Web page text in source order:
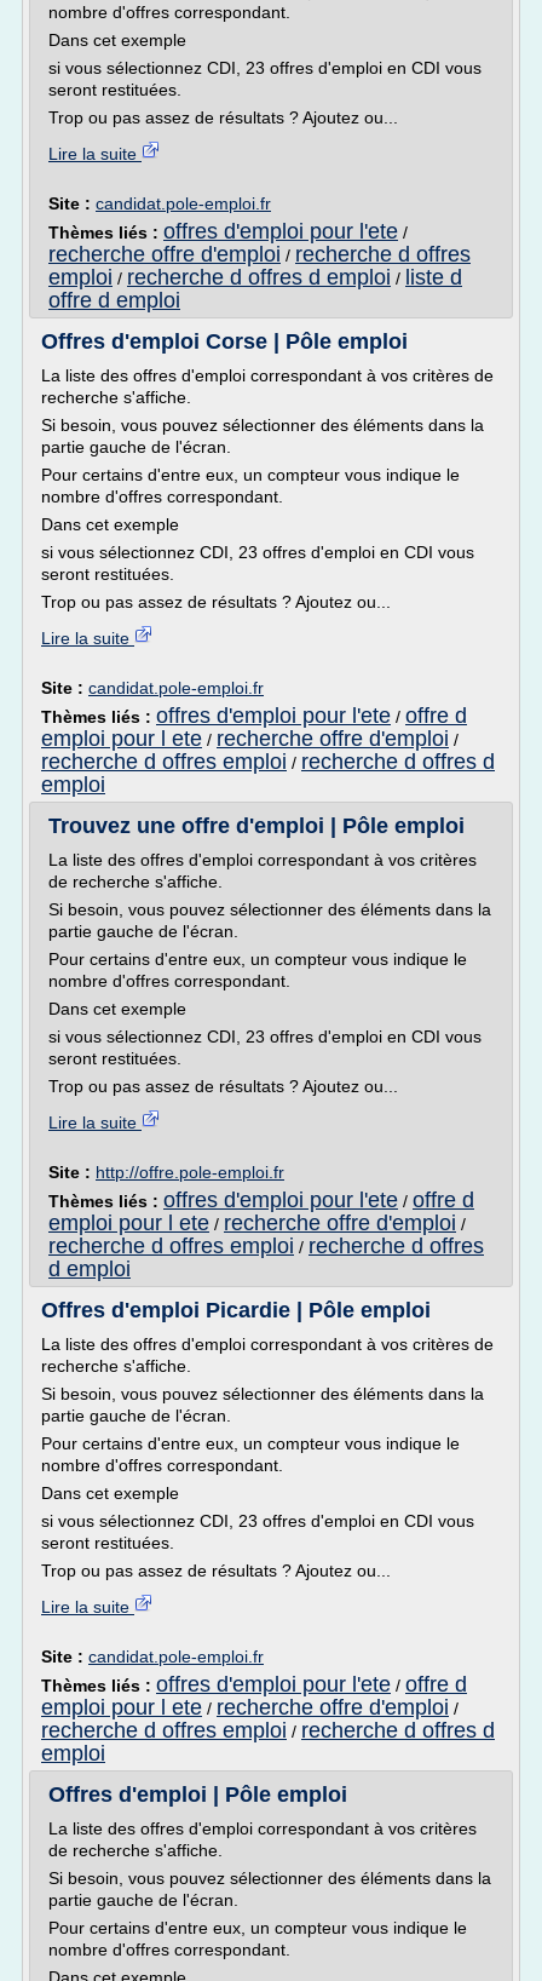
nombre d'offres correspondant.
Dans cet exemple
si vous sélectionnez CDI, 23 offres d'emploi en CDI vous
seront restituées.
Trop ou pas assez de résultats ? Ajoutez ou...
Lire la suite
Site : candidat.pole-emploi.fr
Thèmes liés : offres d'emploi pour l'ete /
recherche offre d'emploi / recherche d offres
emploi / recherche d offres d emploi / liste d
offre d emploi
Offres d'emploi Corse | Pôle emploi
La liste des offres d'emploi correspondant à vos critères de
recherche s'affiche.
Si besoin, vous pouvez sélectionner des éléments dans la
partie gauche de l'écran.
Pour certains d'entre eux, un compteur vous indique le
nombre d'offres correspondant.
Dans cet exemple
si vous sélectionnez CDI, 23 offres d'emploi en CDI vous
seront restituées.
Trop ou pas assez de résultats ? Ajoutez ou...
Lire la suite
Site : candidat.pole-emploi.fr
Thèmes liés : offres d'emploi pour l'ete / offre d
emploi pour l ete / recherche offre d'emploi /
recherche d offres emploi / recherche d offres d
emploi
Trouvez une offre d'emploi | Pôle emploi
La liste des offres d'emploi correspondant à vos critères
de recherche s'affiche.
Si besoin, vous pouvez sélectionner des éléments dans la
partie gauche de l'écran.
Pour certains d'entre eux, un compteur vous indique le
nombre d'offres correspondant.
Dans cet exemple
si vous sélectionnez CDI, 23 offres d'emploi en CDI vous
seront restituées.
Trop ou pas assez de résultats ? Ajoutez ou...
Lire la suite
Site : http://offre.pole-emploi.fr
Thèmes liés : offres d'emploi pour l'ete / offre d
emploi pour l ete / recherche offre d'emploi /
recherche d offres emploi / recherche d offres
d emploi
Offres d'emploi Picardie | Pôle emploi
La liste des offres d'emploi correspondant à vos critères de
recherche s'affiche.
Si besoin, vous pouvez sélectionner des éléments dans la
partie gauche de l'écran.
Pour certains d'entre eux, un compteur vous indique le
nombre d'offres correspondant.
Dans cet exemple
si vous sélectionnez CDI, 23 offres d'emploi en CDI vous
seront restituées.
Trop ou pas assez de résultats ? Ajoutez ou...
Lire la suite
Site : candidat.pole-emploi.fr
Thèmes liés : offres d'emploi pour l'ete / offre d
emploi pour l ete / recherche offre d'emploi /
recherche d offres emploi / recherche d offres d
emploi
Offres d'emploi | Pôle emploi
La liste des offres d'emploi correspondant à vos critères
de recherche s'affiche.
Si besoin, vous pouvez sélectionner des éléments dans la
partie gauche de l'écran.
Pour certains d'entre eux, un compteur vous indique le
nombre d'offres correspondant.